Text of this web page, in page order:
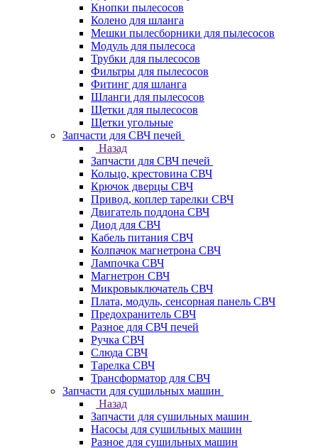
Кнопки пылесосов
Колено для шланга
Мешки пылесборники для пылесосов
Модуль для пылесоса
Трубки для пылесосов
Фильтры для пылесосов
Фитинг для шланга
Шланги для пылесосов
Щетки для пылесосов
Щетки угольные
Запчасти для СВЧ печей
Назад
Запчасти для СВЧ печей
Кольцо, крестовина СВЧ
Крючок дверцы СВЧ
Привод, коплер тарелки СВЧ
Двигатель поддона СВЧ
Диод для СВЧ
Кабель питания СВЧ
Колпачок магнетрона СВЧ
Лампочка СВЧ
Магнетрон СВЧ
Микровыключатель СВЧ
Плата, модуль, сенсорная панель СВЧ
Предохранитель СВЧ
Разное для СВЧ печей
Ручка СВЧ
Слюда СВЧ
Тарелка СВЧ
Трансформатор для СВЧ
Запчасти для сушильных машин
Назад
Запчасти для сушильных машин
Насосы для сушильных машин
Разное для сушильных машин